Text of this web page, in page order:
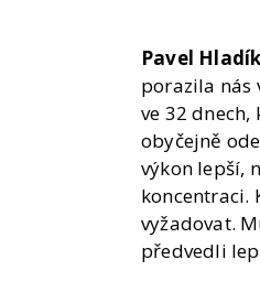
Pavel
porazila nás
ve 32
obyčejně
výkon lepší,
koncentraci.
vyžadovat.
předvedli